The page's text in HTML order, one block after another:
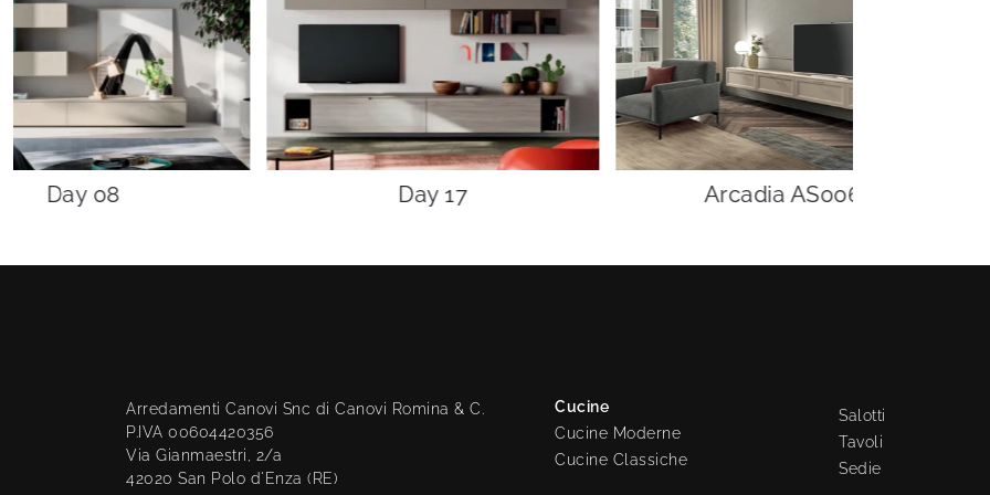
Day 08 Day 17 Arcadia AS006
Arredamenti Canovi Snc di Canovi Romina & C.
P.IVA 00604420356
Via Gianmaestri, 2/a
42020 San Polo d'Enza (RE)
Cucine
Cucine Moderne
Cucine Classiche
Salotti
Tavoli
Sedie